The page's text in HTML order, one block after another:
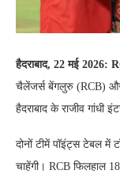
हैदराबाद, 22 मई 2026:
चैलेंजर्स बेंगलुरु (RCB)
हैदराबाद के राजीव गांधी
दोनों टीमें पॉइंट्स टेबल में
चाहेंगी। RCB फिलहाल